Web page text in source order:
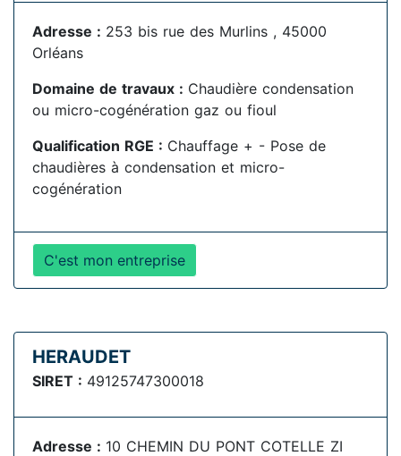
Adresse : 253 bis rue des Murlins , 45000
Orléans
Domaine de travaux : Chaudière condensation
ou micro-cogénération gaz ou fioul
Qualification RGE : Chauffage + - Pose de
chaudières à condensation et micro-
cogénération
C'est mon entreprise
HERAUDET
SIRET : 49125747300018
Adresse : 10 CHEMIN DU PONT COTELLE ZI